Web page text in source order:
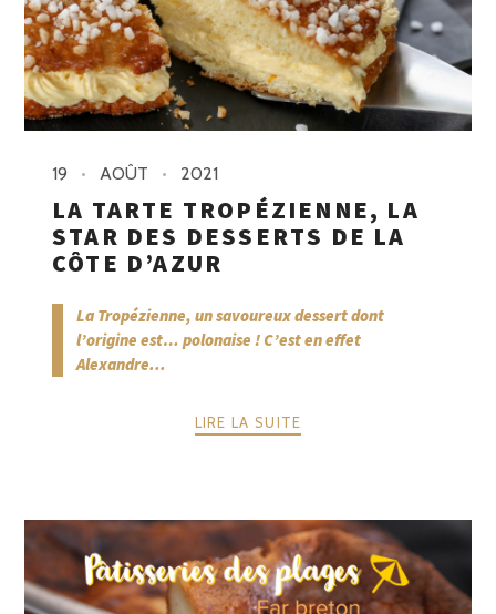
19 AOÛT 2021
LA TARTE TROPÉZIENNE, LA
STAR DES DESSERTS DE LA
CÔTE D’AZUR
La Tropézienne, un savoureux dessert dont
l’origine est… polonaise ! C’est en effet
Alexandre...
LIRE LA SUITE